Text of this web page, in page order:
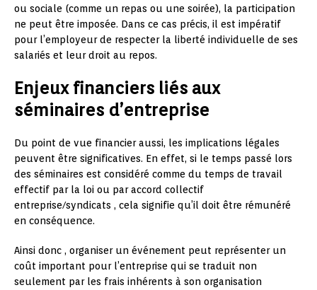
ou sociale (comme un repas ou une soirée), la participation
ne peut être imposée. Dans ce cas précis, il est impératif
pour l’employeur de respecter la liberté individuelle de ses
salariés et leur droit au repos.
Enjeux financiers liés aux
séminaires d’entreprise
Du point de vue financier aussi, les implications légales
peuvent être significatives. En effet, si le temps passé lors
des séminaires est considéré comme du temps de travail
effectif par la loi ou par accord collectif
entreprise/syndicats , cela signifie qu’il doit être rémunéré
en conséquence.
Ainsi donc , organiser un événement peut représenter un
coût important pour l’entreprise qui se traduit non
seulement par les frais inhérents à son organisation